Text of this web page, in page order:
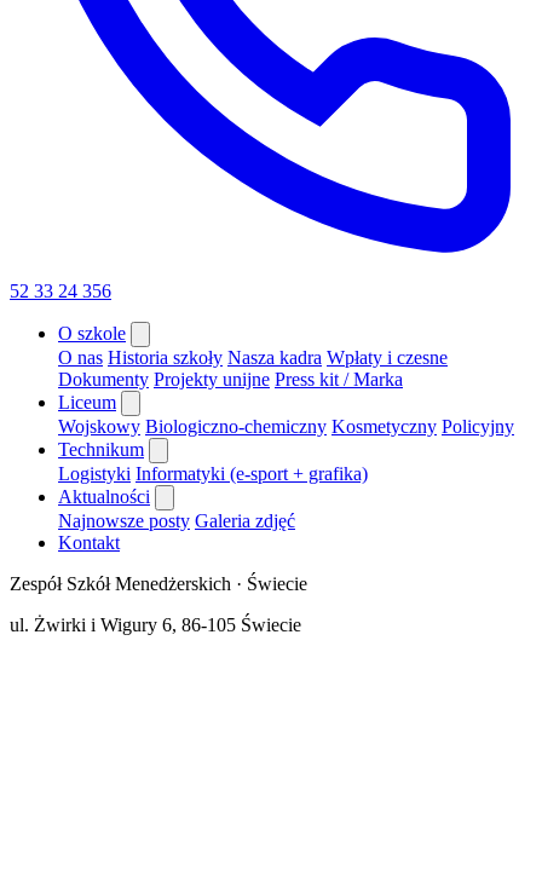
52 33 24 356
O szkole
O nas Historia szkoły Nasza kadra Wpłaty i czesne
Dokumenty Projekty unijne Press kit / Marka
Liceum
Wojskowy Biologiczno-chemiczny Kosmetyczny Policyjny
Technikum
Logistyki Informatyki (e-sport + grafika)
Aktualności
Najnowsze posty Galeria zdjęć
Kontakt
Zespół Szkół Menedżerskich · Świecie
ul. Żwirki i Wigury 6, 86-105 Świecie